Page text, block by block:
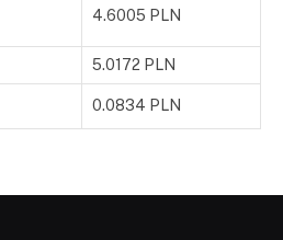
4.6005 PLN
5.0172 PLN
0.0834 PLN